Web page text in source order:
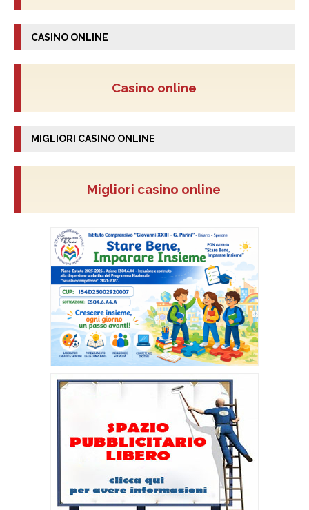
CASINO ONLINE
Casino online
MIGLIORI CASINO ONLINE
Migliori casino online